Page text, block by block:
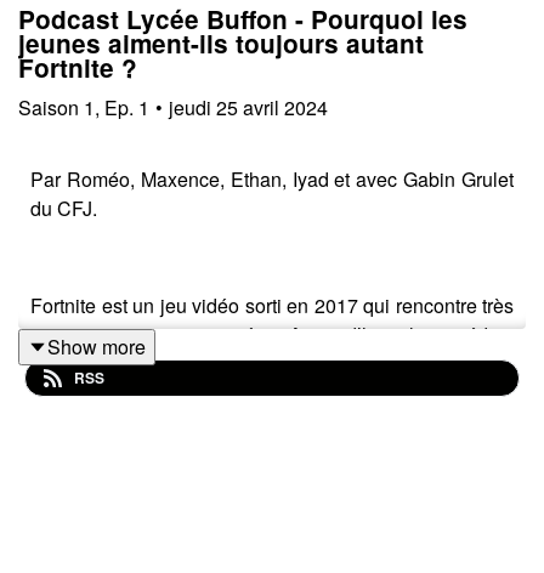
Podcast Lycée Buffon - Pourquoi les
jeunes aiment-ils toujours autant
Fortnite ?
Saison 1, Ep. 1 • jeudi 25 avril 2024
Par Roméo, Maxence, Ethan, Iyad et avec Gabin Grulet
du CFJ.
Fortnite est un jeu vidéo sorti en 2017 qui rencontre très
vite un immense succès. Aujourd’hui, les médias
traditionnels n’en parlent que très peu. Pourtant, six ans
plus tard, le 4 novembre 2023, Fortnite bat son record
Show more
RSS